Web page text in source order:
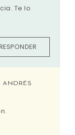
Te lo
ANDRÉS